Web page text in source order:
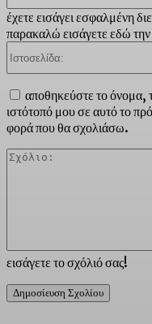
εισάγετε το σχόλιό σας!
έχετε εισάγει εσφαλμένη
παρακαλώ εισάγετε εδώ
αποθηκεύστε το όνομα,
ιστότοπό μου σε αυτό το
φορά που θα σχολιάσω.